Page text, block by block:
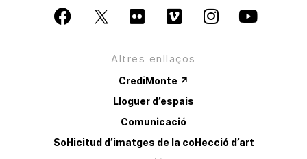
Altres enllaços
CrediMonte ↗
Lloguer d’espais
Comunicació
Sol·licitud d’imatges de la col·lecció d’art